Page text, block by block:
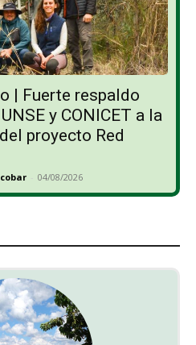
| Fuerte respaldo
y CONICET a la
proyecto Red
- 04/08/2026